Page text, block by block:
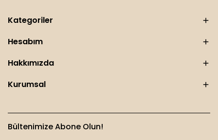
Kategoriler
Hesabım
Hakkımızda
Kurumsal
Bültenimize Abone Olun!